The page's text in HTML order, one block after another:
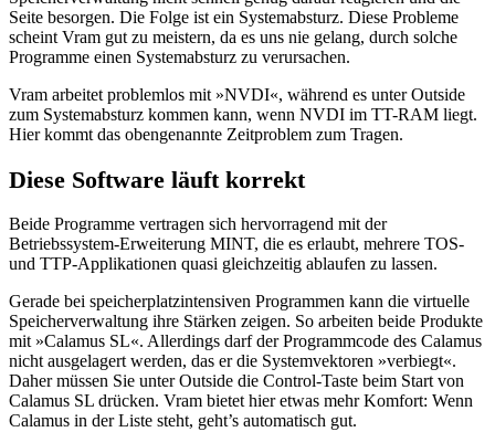
Seite besorgen. Die Folge ist ein Systemabsturz. Diese Probleme
scheint Vram gut zu meistern, da es uns nie gelang, durch solche
Programme einen Systemabsturz zu verursachen.
Vram arbeitet problemlos mit »NVDI«, während es unter Outside
zum Systemabsturz kommen kann, wenn NVDI im TT-RAM liegt.
Hier kommt das obengenannte Zeitproblem zum Tragen.
Diese Software läuft korrekt
Beide Programme vertragen sich hervorragend mit der
Betriebssystem-Erweiterung MINT, die es erlaubt, mehrere TOS-
und TTP-Applikationen quasi gleichzeitig ablaufen zu lassen.
Gerade bei speicherplatzintensiven Programmen kann die virtuelle
Speicherverwaltung ihre Stärken zeigen. So arbeiten beide Produkte
mit »Calamus SL«. Allerdings darf der Programmcode des Calamus
nicht ausgelagert werden, das er die Systemvektoren »verbiegt«.
Daher müssen Sie unter Outside die Control-Taste beim Start von
Calamus SL drücken. Vram bietet hier etwas mehr Komfort: Wenn
Calamus in der Liste steht, geht’s automatisch gut.